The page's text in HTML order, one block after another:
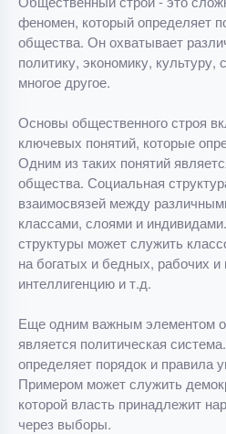
феномен, который определяет
общества. Он охватывает
политику, экономику,
многое другое.
Основы общественного строя
ключевых понятий, которые
Одним из таких понятий
общества. Социальная
взаимосвязей между
классами, слоями и
структуры может служить
на богатых и бедных, рабочих и
интеллигенцию и т.д.
Еще одним важным элементом
является политическая
определяет порядок и правила
Примером может служить
которой власть принадлежит
через выборы.